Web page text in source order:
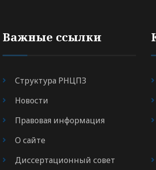
Важные ссылки
Структура РНЦПЗ
Новости
Правовая информация
О сайте
Диссертационный совет